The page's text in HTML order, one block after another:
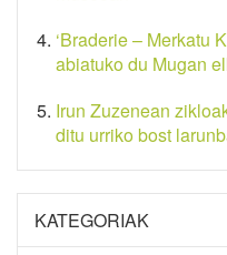
‘Braderie – Merkatu
abiatuko du Mugan
Irun Zuzenean
ditu urriko bost
KATEGORIAK